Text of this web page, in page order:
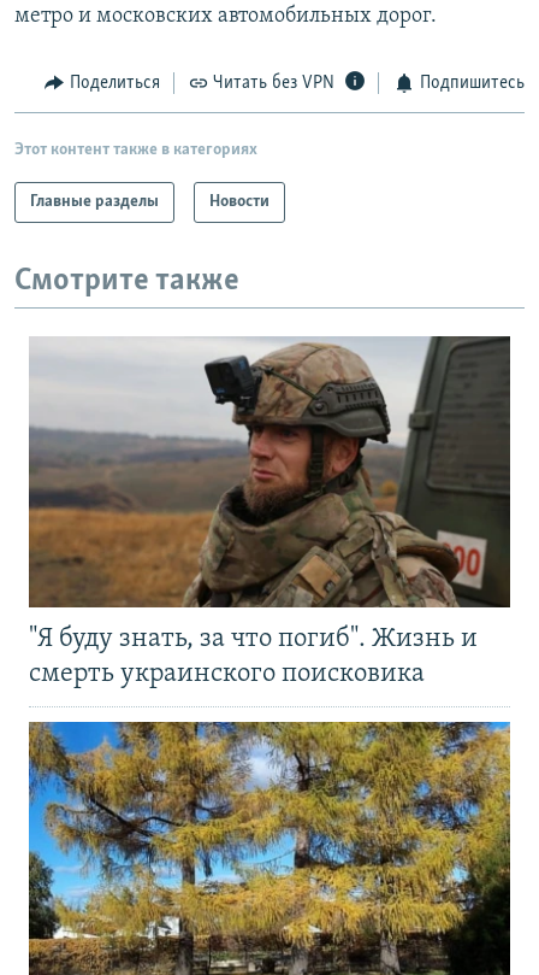
Все сайты РСЕ/РС
метро и московских автомобильных дорог.
Поделиться Читать без VPN Подпишитесь
Этот контент также в категориях
Главные разделы Новости
Смотрите также
"Я буду знать, за что погиб". Жизнь и
смерть украинского поисковика